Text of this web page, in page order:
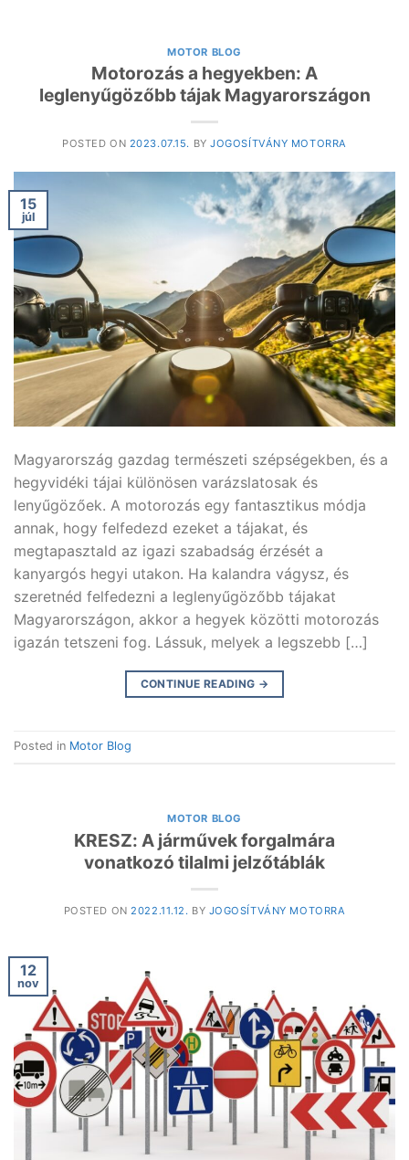
MOTOR BLOG
Motorozás a hegyekben: A
leglenyűgözőbb tájak Magyarországon
POSTED ON 2023.07.15. BYJOGOSÍTVÁNY MOTORRA
15
júl
Magyarország gazdag természeti szépségekben, és a
hegyvidéki tájai különösen varázslatosak és
lenyűgözőek. A motorozás egy fantasztikus módja
annak, hogy felfedezd ezeket a tájakat, és
megtapasztald az igazi szabadság érzését a
kanyargós hegyi utakon. Ha kalandra vágysz, és
szeretnéd felfedezni a leglenyűgözőbb tájakat
Magyarországon, akkor a hegyek közötti motorozás
igazán tetszeni fog. Lássuk, melyek a legszebb […]
CONTINUE READING →
Posted in Motor Blog
MOTOR BLOG
KRESZ: A járművek forgalmára
vonatkozó tilalmi jelzőtáblák
POSTED ON 2022.11.12. BY JOGOSÍTVÁNY MOTORRA
12
nov